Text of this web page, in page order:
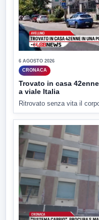
6 AGOSTO 2026
CRONACA
Trovato in casa
a viale Italia
Ritrovato senza vita il